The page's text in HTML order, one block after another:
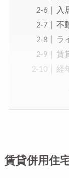
入
不
ラ
賃
経
賃貸併用住